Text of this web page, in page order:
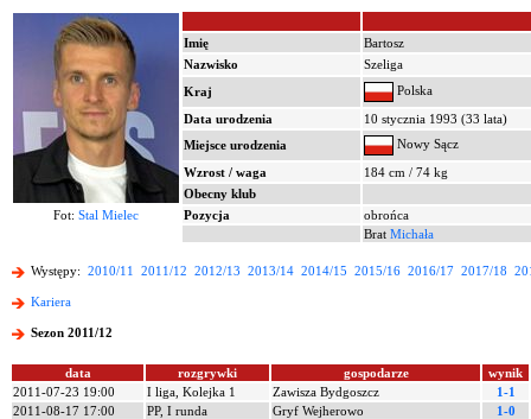
Imię
Bartosz
Nazwisko
Szeliga
Kraj
Polska
Data urodzenia
10 stycznia 1993 (33 lata)
Miejsce urodzenia
Nowy Sącz
Wzrost / waga
184 cm / 74 kg
Obecny klub
Fot: Stal Mielec Pozycja
obrońca
Brat Michała
Występy: 2010/11 2011/12 2012/13 2013/14 2014/15 2015/16 2016/17 2017/18
Kariera
Sezon 2011/12
data rozgrywki gospodarze
wynik
2011-07-23 19:00
I liga, Kolejka 1 Zawisza Bydgoszcz
1-1
2011-08-17 17:00
PP, I runda Gryf Wejherowo
1-0